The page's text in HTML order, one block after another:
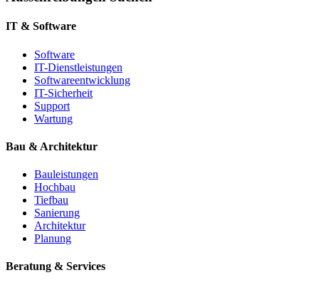
IT & Software
Software
IT-Dienstleistungen
Softwareentwicklung
IT-Sicherheit
Support
Wartung
Bau & Architektur
Bauleistungen
Hochbau
Tiefbau
Sanierung
Architektur
Planung
Beratung & Services